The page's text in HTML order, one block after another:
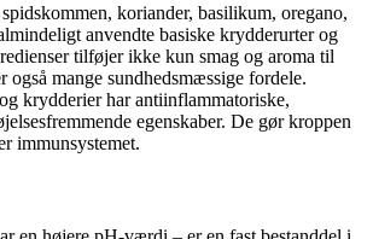
koriander, basilikum, oregano,
anvendte basiske krydderurter og
tilføjer ikke kun smag og aroma til
også mange sundhedsmæssige fordele.
krydderier har antiinflammatoriske,
egenskaber. De gør kroppen
immunsystemet.